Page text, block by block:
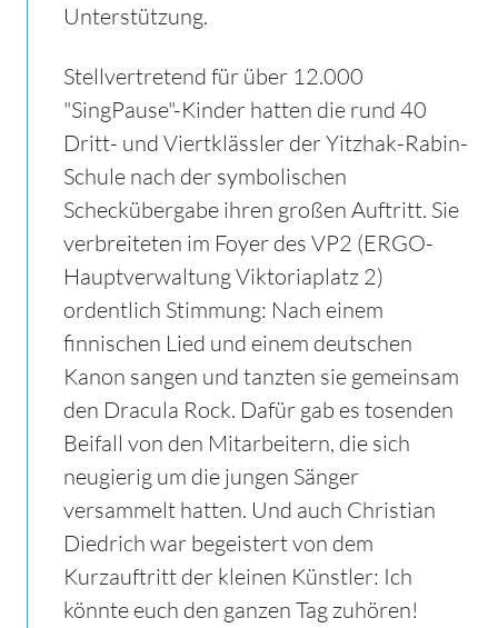
Unterstützung.
Stellvertretend für über 12.000
"SingPause"-Kinder hatten die rund 40
Dritt- und Viertklässler der Yitzhak-Rabin-
Schule nach der symbolischen
Scheckübergabe ihren großen Auftritt. Sie
verbreiteten im Foyer des VP2 (ERGO-
Hauptverwaltung Viktoriaplatz 2)
ordentlich Stimmung: Nach einem
finnischen Lied und einem deutschen
Kanon sangen und tanzten sie gemeinsam
den Dracula Rock. Dafür gab es tosenden
Beifall von den Mitarbeitern, die sich
neugierig um die jungen Sänger
versammelt hatten. Und auch Christian
Diedrich war begeistert von dem
Kurzauftritt der kleinen Künstler: Ich
könnte euch den ganzen Tag zuhören!